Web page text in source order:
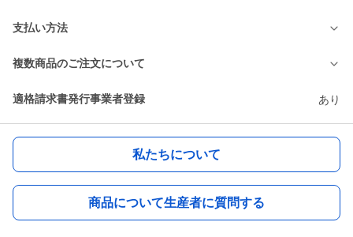
支払い方法
複数商品のご注文について
適格請求書発行事業者登録 あり
私たちについて
商品について生産者に質問する